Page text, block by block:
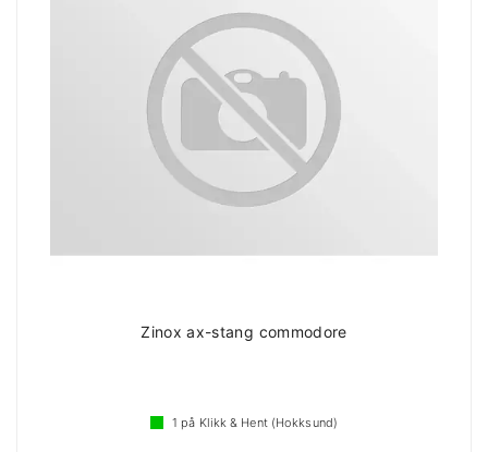
Zinox ax-stang commodore
1 på Klikk & Hent (Hokksund)